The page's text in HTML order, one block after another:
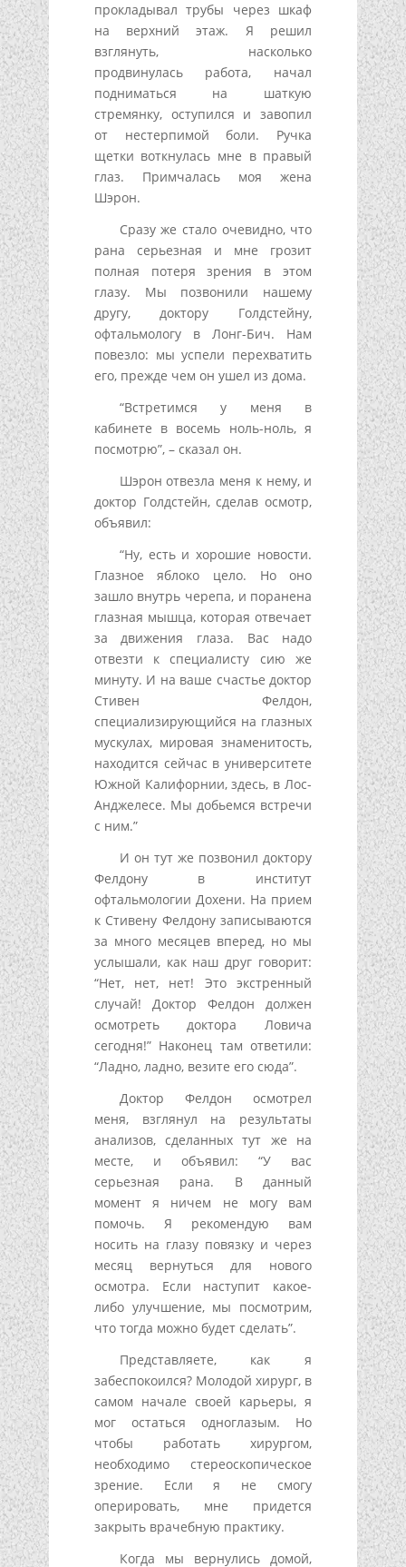
прокладывал трубы через шкаф
на верхний этаж. Я решил
взглянуть, насколько
продвинулась работа, начал
подниматься на шаткую
стремянку, оступился и завопил
от нестерпимой боли. Ручка
щетки воткнулась мне в правый
глаз. Примчалась моя жена
Шэрон.
Сразу же стало очевидно, что
рана серьезная и мне грозит
полная потеря зрения в этом
глазу. Мы позвонили нашему
другу, доктору Голдстейну,
офтальмологу в Лонг-Бич. Нам
повезло: мы успели перехватить
его, прежде чем он ушел из дома.
“Встретимся у меня в
кабинете в восемь ноль-ноль, я
посмотрю”, – сказал он.
Шэрон отвезла меня к нему, и
доктор Голдстейн, сделав осмотр,
объявил:
“Ну, есть и хорошие новости.
Глазное яблоко цело. Но оно
зашло внутрь черепа, и поранена
глазная мышца, которая отвечает
за движения глаза. Вас надо
отвезти к специалисту сию же
минуту. И на ваше счастье доктор
Стивен Фелдон,
специализирующийся на глазных
мускулах, мировая знаменитость,
находится сейчас в университете
Южной Калифорнии, здесь, в Лос-
Анджелесе. Мы добьемся встречи
с ним.”
И он тут же позвонил доктору
Фелдону в институт
офтальмологии Дохени. На прием
к Стивену Фелдону записываются
за много месяцев вперед, но мы
услышали, как наш друг говорит:
“Нет, нет, нет! Это экстренный
случай! Доктор Фелдон должен
осмотреть доктора Ловича
сегодня!” Наконец там ответили:
“Ладно, ладно, везите его сюда”.
Доктор Фелдон осмотрел
меня, взглянул на результаты
анализов, сделанных тут же на
месте, и объявил: “У вас
серьезная рана. В данный
момент я ничем не могу вам
помочь. Я рекомендую вам
носить на глазу повязку и через
месяц вернуться для нового
осмотра. Если наступит какое-
либо улучшение, мы посмотрим,
что тогда можно будет сделать”.
Представляете, как я
забеспокоился? Молодой хирург, в
самом начале своей карьеры, я
мог остаться одноглазым. Но
чтобы работать хирургом,
необходимо стереоскопическое
зрение. Если я не смогу
оперировать, мне придется
закрыть врачебную практику.
Когда мы вернулись домой,